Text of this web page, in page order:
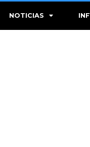
NOTICIAS